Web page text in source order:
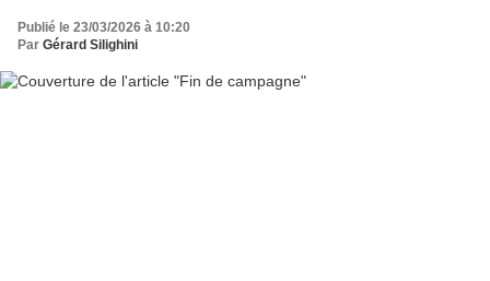
Publié le 23/03/2026 à 10:20
Par Gérard Silighini